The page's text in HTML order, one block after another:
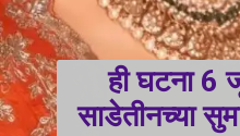
ही घटना 6
साडेतीनच्या